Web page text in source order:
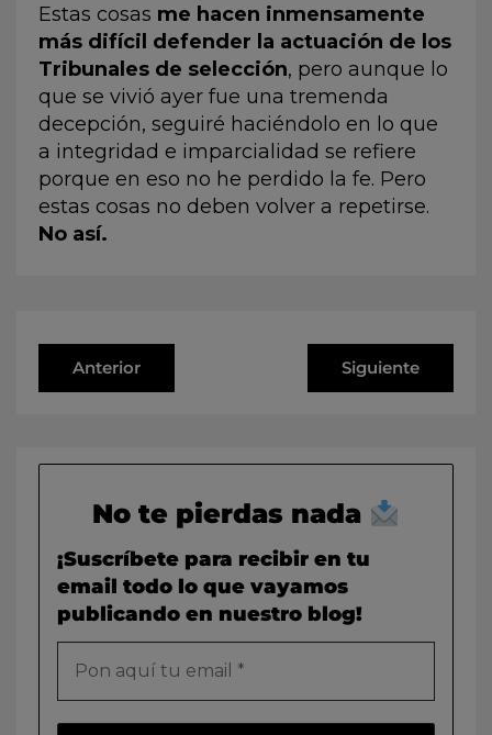
Estas cosas me hacen inmensamente
más difícil defender la actuación de los
Tribunales de selección, pero aunque lo
que se vivió ayer fue una tremenda
decepción, seguiré haciéndolo en lo que
a integridad e imparcialidad se refiere
porque en eso no he perdido la fe. Pero
estas cosas no deben volver a repetirse.
No así.
Anterior Siguiente
No te pierdas nada
¡Suscríbete para recibir en tu
email todo lo que vayamos
publicando en nuestro blog!